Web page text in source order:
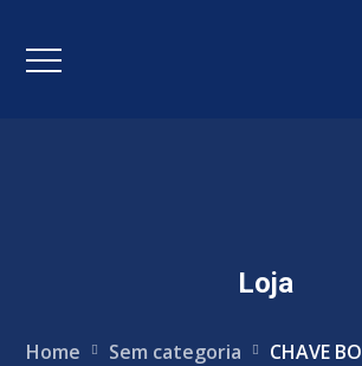
Loja
Home Sem categoria
CHAVE